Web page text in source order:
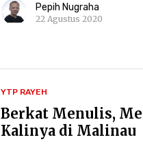
Pepih Nugraha
22 Agustus 2020
YTP RAYEH
Berkat Menulis,
Kalinya di Malinau